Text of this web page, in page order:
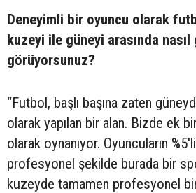
Deneyimli bir oyuncu olarak
kuzeyi ile güneyi arasında
görüyorsunuz?
“Futbol, başlı başına zaten
olarak yapılan bir alan. Bizde ek
olarak oynanıyor. Oyuncuların
profesyonel şekilde burada bir
kuzeyde tamamen profesyonel